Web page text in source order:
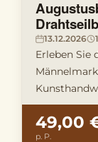
13.12.2026
Erleben Sie
49,00
p. P.